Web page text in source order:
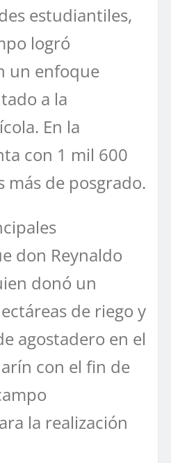
estudiantiles,
logró
un enfoque
a la
En la
con 1 mil 600
más de posgrado.
don Reynaldo
donó un
de riego y
agostadero en el
con el fin de
la realización